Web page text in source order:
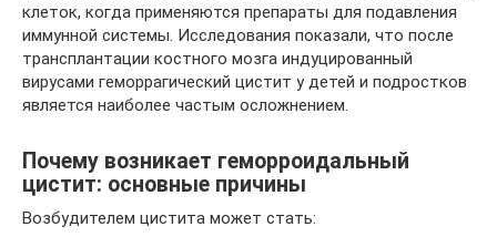
клеток, когда применяются препараты для подавления
иммунной системы. Исследования показали, что после
трансплантации костного мозга индуцированный
вирусами геморрагический цистит у детей и подростков
является наиболее частым осложнением.
Почему возникает геморроидальный
цистит: основные причины
Возбудителем цистита может стать: